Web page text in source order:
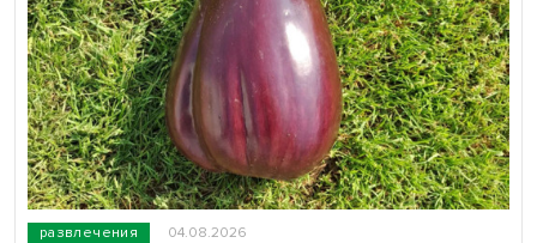
развлечения 04.08.2026